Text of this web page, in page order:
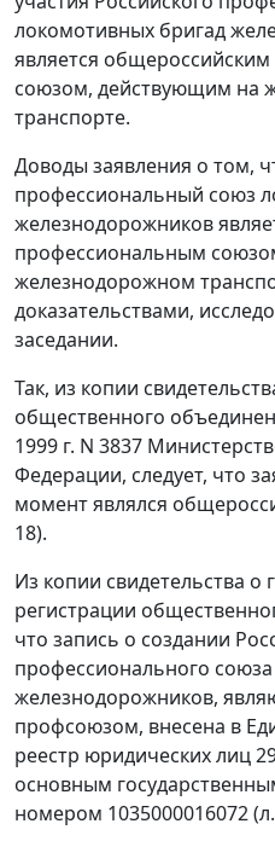
локомотивных бригад
является
союзом, действующим на
транспорте.
Доводы заявления о том,
профессиональный союз
железнодорожников
профессиональным
железнодорожном
доказательствами,
заседании.
Так, из копии
общественного
1999 г. N 3837
Федерации, следует, что
момент являлся
18).
Из копии свидетельства о
регистрации
что запись о создании
профессионального
железнодорожников,
профсоюзом, внесена в
реестр юридических лиц
основным
номером 1035000016072